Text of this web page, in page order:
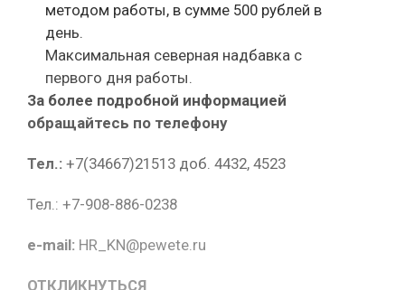
методом работы, в сумме 500 рублей в
день.
Максимальная северная надбавка с
первого дня работы.
За более подробной информацией
обращайтесь по телефону
Тел.: +7(34667)21513 доб. 4432, 4523
Тел.: +7-908-886-0238
e-mail: HR_KN@pewete.ru
ОТКЛИКНУТЬСЯ